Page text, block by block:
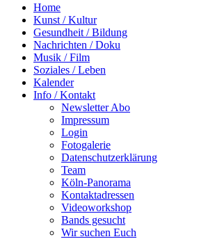
Home
Kunst / Kultur
Gesundheit / Bildung
Nachrichten / Doku
Musik / Film
Soziales / Leben
Kalender
Info / Kontakt
Newsletter Abo
Impressum
Login
Fotogalerie
Datenschutzerklärung
Team
Köln-Panorama
Kontaktadressen
Videoworkshop
Bands gesucht
Wir suchen Euch